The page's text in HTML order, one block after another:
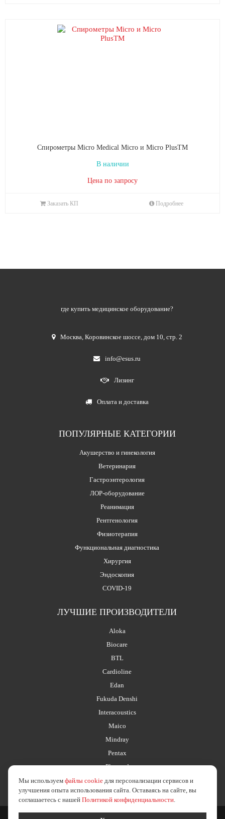
Спирометры Micro Medical Micro и Micro PlusTM
В наличии
Цена по запросу
Заказать КП Подробнее
где купить медицинское оборудование?
Москва,Коровинское шоссе, дом 10, стр. 2
info@esus.ru
Лизинг
Оплата и доставка
ПОПУЛЯРНЫЕ КАТЕГОРИИ
Акушерство и гинекология
Ветеринария
Гастроэнтерология
ЛОР-оборудование
Реанимация
Рентгенология
Физиотерапия
Функциональная диагностика
Хирургия
Эндоскопия
COVID-19
ЛУЧШИЕ ПРОИЗВОДИТЕЛИ
Aloka
Biocare
BTL
Cardioline
Edan
Fukuda Denshi
Interacoustics
Maico
Mindray
Pentax
Planmed
Мы используем файлы cookie для персонализации сервисов и
улучшения опыта использования сайта. Оставаясь на сайте, вы
соглашаетесь с нашей Политикой конфиденциальности.